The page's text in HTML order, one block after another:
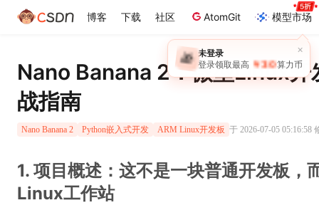
博客 下载 社区 AtomGit 模型市场
×
🎁 未登录
登录领取最高 ￥30 算力币
Nano Banana 2：微型Linux
战指南
Nano Banana 2 Python嵌入式开发 ARM Linux开发板 于 2026-07-05 05:16:58
1. 项目概述：这不是一块普通开发板，
Linux工作站